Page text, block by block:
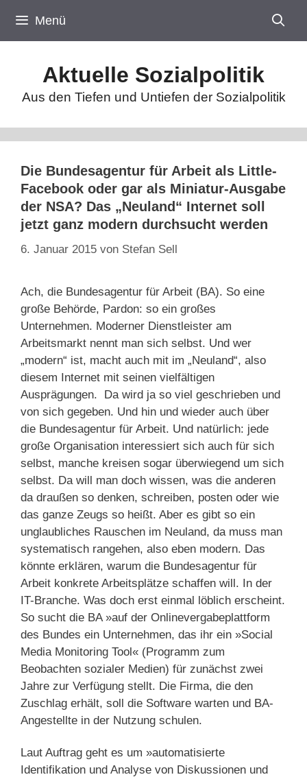
Inhalt
springen
Menü
Aktuelle Sozialpolitik
Aus den Tiefen und Untiefen der Sozialpolitik
Die Bundesagentur für Arbeit als Little-
Facebook oder gar als Miniatur-Ausgabe
der NSA? Das „Neuland“ Internet soll
jetzt ganz modern durchsucht werden
6. Januar 2015 von Stefan Sell
Ach, die Bundesagentur für Arbeit (BA). So eine
große Behörde, Pardon: so ein großes
Unternehmen. Moderner Dienstleister am
Arbeitsmarkt nennt man sich selbst. Und wer
„modern“ ist, macht auch mit im „Neuland“, also
diesem Internet mit seinen vielfältigen
Ausprägungen. Da wird ja so viel geschrieben und
von sich gegeben. Und hin und wieder auch über
die Bundesagentur für Arbeit. Und natürlich: jede
große Organisation interessiert sich auch für sich
selbst, manche kreisen sogar überwiegend um sich
selbst. Da will man doch wissen, was die anderen
da draußen so denken, schreiben, posten oder wie
das ganze Zeugs so heißt. Aber es gibt so ein
unglaubliches Rauschen im Neuland, da muss man
systematisch rangehen, also eben modern. Das
könnte erklären, warum die Bundesagentur für
Arbeit konkrete Arbeitsplätze schaffen will. In der
IT-Branche. Was doch erst einmal löblich erscheint.
So sucht die BA »auf der Onlinevergabeplattform
des Bundes ein Unternehmen, das ihr ein »Social
Media Monitoring Tool« (Programm zum
Beobachten sozialer Medien) für zunächst zwei
Jahre zur Verfügung stellt. Die Firma, die den
Zuschlag erhält, soll die Software warten und BA-
Angestellte in der Nutzung schulen.
Laut Auftrag geht es um »automatisierte
Identifikation und Analyse von Diskussionen und